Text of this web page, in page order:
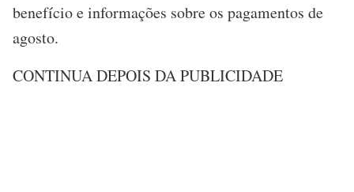
benefício e informações sobre os pagamentos de
agosto.
CONTINUA DEPOIS DA PUBLICIDADE